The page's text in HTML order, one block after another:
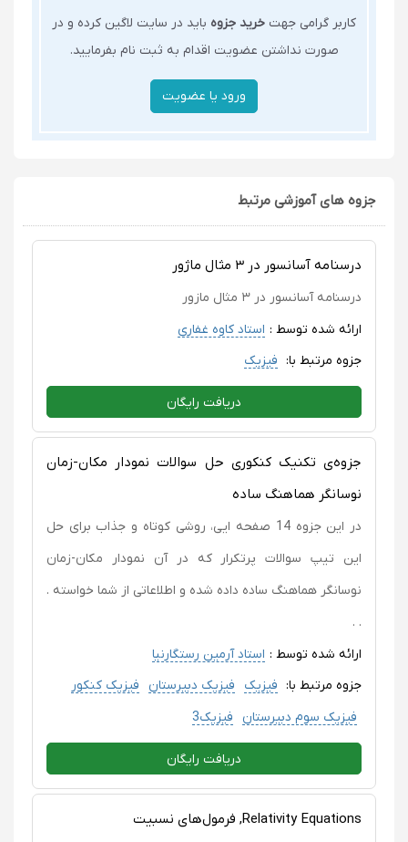
کاربر گرامی جهت خرید جزوه باید در سایت لاگین کرده و در
صورت نداشتن عضویت اقدام به ثبت نام بفرمایید.
جزوه های آموزشی مرتبط
درسنامه آسانسور در ۳ مثال ماژور
درسنامه آسانسور در ۳ مثال مازور
ارائه شده توسط : استاد کاوه غفاری
جزوه مرتبط با: فیزیک
دریافت رایگان
جزوه‌ی تکنیک کنکوری حل سوالات نمودار مکان-زمان
نوسانگر هماهنگ ساده
در این جزوه 14 صفحه ایی، روشی کوتاه و جذاب برای حل
این تیپ سوالات پرتکرار که در آن نمودار مکان-زمان
نوسانگر هماهنگ ساده داده شده و اطلاعاتی از شما خواسته .
. .
ارائه شده توسط : استاد آرمین رستگارنیا
جزوه مرتبط با: فیزیک فیزیک دبیرستان
فیزیک کنکور
فیزیک سوم دبیرستان
فیزیک3
دریافت رایگان
Relativity Equations, فرمول‌های نسبیت